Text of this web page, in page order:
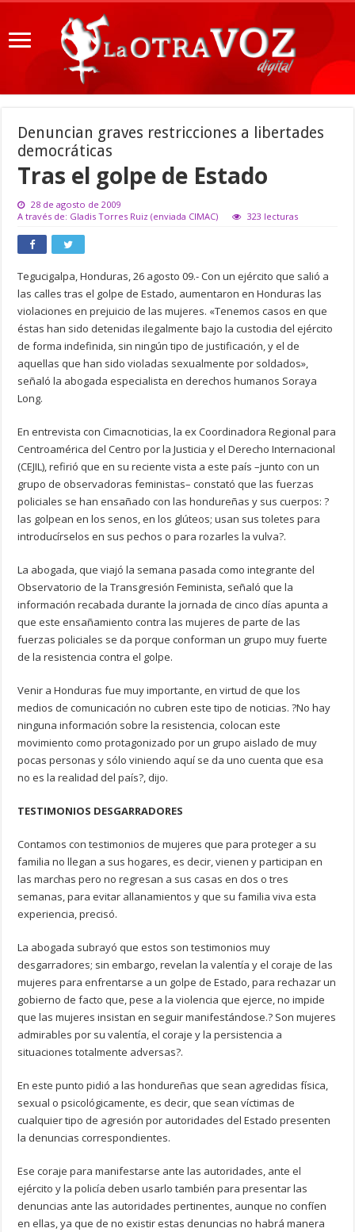
Denuncian graves restricciones a libertades
democráticas
Tras el golpe de Estado
28 de agosto de 2009
A través de: Gladis Torres Ruiz (enviada CIMAC)
323 lecturas
Tegucigalpa, Honduras, 26 agosto 09.- Con un ejército que salió a
las calles tras el golpe de Estado, aumentaron en Honduras las
violaciones en prejuicio de las mujeres. «Tenemos casos en que
éstas han sido detenidas ilegalmente bajo la custodia del ejército
de forma indefinida, sin ningún tipo de justificación, y el de
aquellas que han sido violadas sexualmente por soldados»,
señaló la abogada especialista en derechos humanos Soraya
Long.
En entrevista con Cimacnoticias, la ex Coordinadora Regional para
Centroamérica del Centro por la Justicia y el Derecho Internacional
(CEJIL), refirió que en su reciente vista a este país –junto con un
grupo de observadoras feministas– constató que las fuerzas
policiales se han ensañado con las hondureñas y sus cuerpos: ?
las golpean en los senos, en los glúteos; usan sus toletes para
introducírselos en sus pechos o para rozarles la vulva?.
La abogada, que viajó la semana pasada como integrante del
Observatorio de la Transgresión Feminista, señaló que la
información recabada durante la jornada de cinco días apunta a
que este ensañamiento contra las mujeres de parte de las
fuerzas policiales se da porque conforman un grupo muy fuerte
de la resistencia contra el golpe.
Venir a Honduras fue muy importante, en virtud de que los
medios de comunicación no cubren este tipo de noticias. ?No hay
ninguna información sobre la resistencia, colocan este
movimiento como protagonizado por un grupo aislado de muy
pocas personas y sólo viniendo aquí se da uno cuenta que esa
no es la realidad del país?, dijo.
TESTIMONIOS DESGARRADORES
Contamos con testimonios de mujeres que para proteger a su
familia no llegan a sus hogares, es decir, vienen y participan en
las marchas pero no regresan a sus casas en dos o tres
semanas, para evitar allanamientos y que su familia viva esta
experiencia, precisó.
La abogada subrayó que estos son testimonios muy
desgarradores; sin embargo, revelan la valentía y el coraje de las
mujeres para enfrentarse a un golpe de Estado, para rechazar un
gobierno de facto que, pese a la violencia que ejerce, no impide
que las mujeres insistan en seguir manifestándose.? Son mujeres
admirables por su valentía, el coraje y la persistencia a
situaciones totalmente adversas?.
En este punto pidió a las hondureñas que sean agredidas física,
sexual o psicológicamente, es decir, que sean víctimas de
cualquier tipo de agresión por autoridades del Estado presenten
la denuncias correspondientes.
Ese coraje para manifestarse ante las autoridades, ante el
ejército y la policía deben usarlo también para presentar las
denuncias ante las autoridades pertinentes, aunque no confíen
en ellas, ya que de no existir estas denuncias no habrá manera